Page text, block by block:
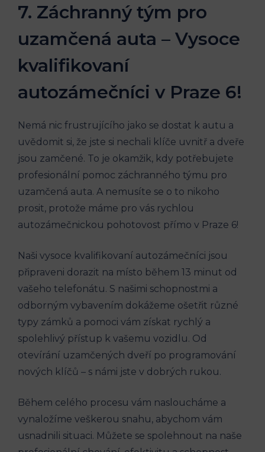
7. Záchranný tým pro
uzamčená auta – Vysoce
kvalifikovaní
autozámečníci v​ Praze ⁤6!
Nemá⁣ nic⁢ frustrujícího jako ⁢se dostat k autu a
uvědomit⁤ si, že ​jste si nechali klíče ⁤uvnitř a dveře
jsou ⁢zamčené. To je okamžik, kdy potřebujete
profesionální pomoc záchranného ‍týmu ⁣pro ​
uzamčená ⁤auta. A nemusíte se‍ o⁣ to nikoho
prosit, protože máme pro ‍vás rychlou
autozámečnickou pohotovost přímo v Praze ⁢6!
Naši vysoce kvalifikovaní autozámečníci jsou
připraveni dorazit​ na místo ‍během‍ 13 minut ‌od
vašeho ‍telefonátu. S‍ našimi schopnostmi a
odborným vybavením dokážeme ošetřit​ různé
typy zámků ​a pomoci ⁣vám získat rychlý a
spolehlivý přístup k vašemu vozidlu. Od ​
otevírání uzamčených dveří po programování‌
nových klíčů⁢ – s námi jste v dobrých rukou.
Během celého procesu vám nasloucháme a
‌vynaložíme veškerou snahu, ‍abychom ⁢vám
usnadnili ​situaci. Můžete se spolehnout na naše